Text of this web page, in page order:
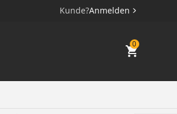
Kunde?Anmelden
0